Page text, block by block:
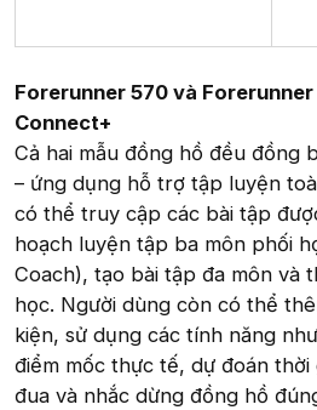
Forerunner 570 và
Connect+
Cả hai mẫu đồng hồ đều đồng
– ứng dụng hỗ trợ tập luyện
có thể truy cập các bài tập
hoạch luyện tập ba môn phối
Coach), tạo bài tập đa môn và
học. Người dùng còn có thể
kiện, sử dụng các tính năng
điểm mốc thực tế, dự đoán
đua và nhắc dừng đồng hồ